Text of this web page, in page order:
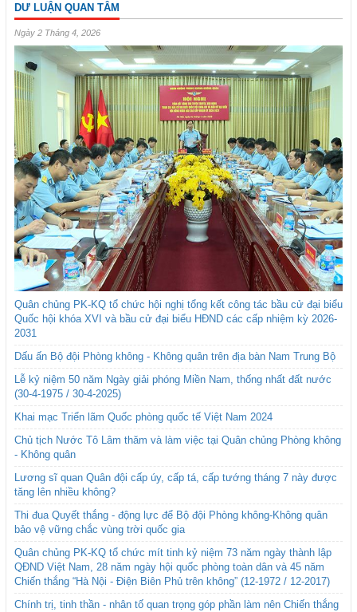
DƯ LUẬN QUAN TÂM
Ngày 2 Tháng 4, 2026
Quân chủng PK-KQ tổ chức hội nghị tổng kết công tác bầu cử đại biểu
Quốc hội khóa XVI và bầu cử đại biểu HĐND các cấp nhiệm kỳ 2026-
2031
Dấu ấn Bộ đội Phòng không - Không quân trên địa bàn Nam Trung Bộ
Lễ kỷ niệm 50 năm Ngày giải phóng Miền Nam, thống nhất đất nước
(30-4-1975 / 30-4-2025)
Khai mạc Triển lãm Quốc phòng quốc tế Việt Nam 2024
Chủ tịch Nước Tô Lâm thăm và làm việc tại Quân chủng Phòng không
- Không quân
Lương sĩ quan Quân đội cấp úy, cấp tá, cấp tướng tháng 7 này được
tăng lên nhiều không?
Thi đua Quyết thắng - động lực để Bộ đội Phòng không-Không quân
bảo vệ vững chắc vùng trời quốc gia
Quân chủng PK-KQ tổ chức mít tinh kỷ niệm 73 năm ngày thành lập
QĐND Việt Nam, 28 năm ngày hội quốc phòng toàn dân và 45 năm
Chiến thắng “Hà Nội - Điện Biên Phủ trên không” (12-1972 / 12-2017)
Chính trị, tinh thần - nhân tố quan trọng góp phần làm nên Chiến thắng